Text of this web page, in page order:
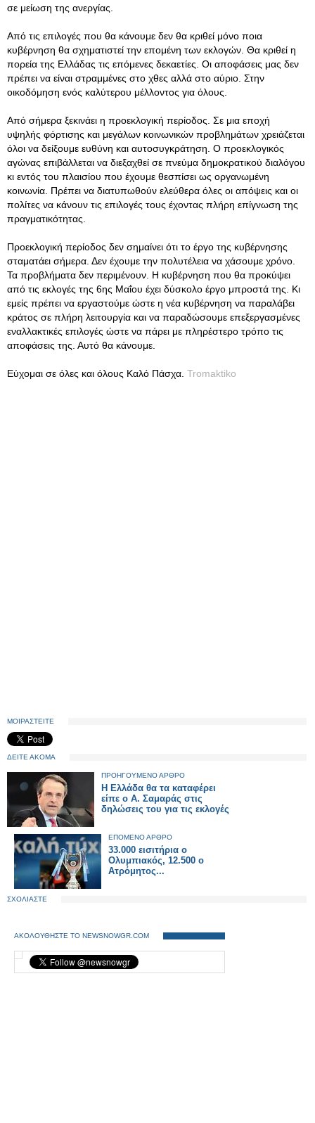
σε μείωση της ανεργίας.
Από τις επιλογές που θα κάνουμε δεν θα κριθεί μόνο ποια
κυβέρνηση θα σχηματιστεί την επομένη των εκλογών. Θα κριθεί η
πορεία της Ελλάδας τις επόμενες δεκαετίες. Οι αποφάσεις μας δεν
πρέπει να είναι στραμμένες στο χθες αλλά στο αύριο. Στην
οικοδόμηση ενός καλύτερου μέλλοντος για όλους.
Από σήμερα ξεκινάει η προεκλογική περίοδος. Σε μια εποχή
υψηλής φόρτισης και μεγάλων κοινωνικών προβλημάτων χρειάζεται
όλοι να δείξουμε ευθύνη και αυτοσυγκράτηση. Ο προεκλογικός
αγώνας επιβάλλεται να διεξαχθεί σε πνεύμα δημοκρατικού διαλόγου
κι εντός του πλαισίου που έχουμε θεσπίσει ως οργανωμένη
κοινωνία. Πρέπει να διατυπωθούν ελεύθερα όλες οι απόψεις και οι
πολίτες να κάνουν τις επιλογές τους έχοντας πλήρη επίγνωση της
πραγματικότητας.
Προεκλογική περίοδος δεν σημαίνει ότι το έργο της κυβέρνησης
σταματάει σήμερα. Δεν έχουμε την πολυτέλεια να χάσουμε χρόνο.
Τα προβλήματα δεν περιμένουν. Η κυβέρνηση που θα προκύψει
από τις εκλογές της 6ης Μαΐου έχει δύσκολο έργο μπροστά της. Κι
εμείς πρέπει να εργαστούμε ώστε η νέα κυβέρνηση να παραλάβει
κράτος σε πλήρη λειτουργία και να παραδώσουμε επεξεργασμένες
εναλλακτικές επιλογές ώστε να πάρει με πληρέστερο τρόπο τις
αποφάσεις της. Αυτό θα κάνουμε.
Εύχομαι σε όλες και όλους Καλό Πάσχα. Tromaktiko
ΜΟΙΡΑΣΤΕΙΤΕ
ΔΕΙΤΕ ΑΚΟΜΑ
ΠΡΟΗΓΟΥΜΕΝΟ ΑΡΘΡΟ
Η Ελλάδα θα τα καταφέρει
είπε ο Α. Σαμαράς στις
δηλώσεις του για τις εκλογές
ΕΠΟΜΕΝΟ ΑΡΘΡΟ
33.000 εισιτήρια ο
Ολυμπιακός, 12.500 ο
Ατρόμητος...
ΣΧΟΛΙΑΣΤΕ
ΑΚΟΛΟΥΘΗΣΤΕ ΤΟ NEWSNOWGR.COM